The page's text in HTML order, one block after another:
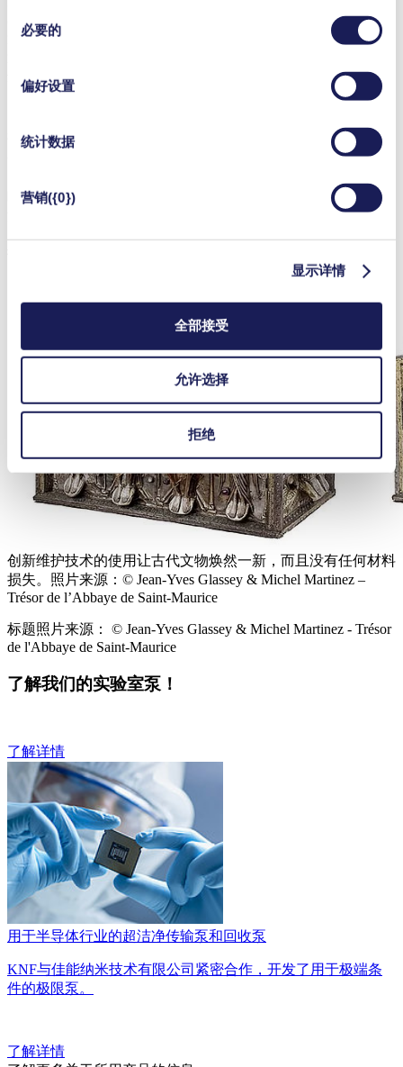
必要的
偏好设置
统计数据
营销({0})
显示详情
全部接受
允许选择
拒绝
着，第二台泵会温和地抽掉液体。之后，液体被过滤并重新输
送到回路中。在Pleco的开发过程中，科学家团队评估了各种
选择，团队在短短半天内就决定采用KNF。
该工艺对泵解决方案的要求很高，事实证明只有KNF技术完
全令人满意。为了使该过程顺利进行，泵需要提供可以在1到
吸进气泡，而不让任何液体回流。这一点很重要，因为废液回
流会在珍贵文物的表面造成污染。KNF SIMDOS® 10 定量泵
创新维护技术的使用让古代文物焕然一新，而且没有任何材料
损失。照片来源：© Jean-Yves Glassey & Michel Martinez –
Trésor de l’Abbaye de Saint-Maurice
标题照片来源： © Jean-Yves Glassey & Michel Martinez - Trésor
de l'Abbaye de Saint-Maurice
了解我们的实验室泵！
了解详情
用于半导体行业的超洁净传输泵和回收泵
KNF与佳能纳米技术有限公司紧密合作，开发了用于极端条
件的极限泵。
了解详情